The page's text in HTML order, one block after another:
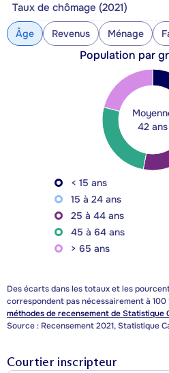
Taux de chômage (2021)
Âge Revenus Ménage
Population par
42 ans
< 15 ans
15 à 24 ans
25 à 44 ans
45 à 64 ans
> 65 ans
Des écarts dans les totaux et les
correspondent pas nécessairement à
méthodes de recensement de Statistique
Source : Recensement 2021, Statistique
Courtier inscripteur